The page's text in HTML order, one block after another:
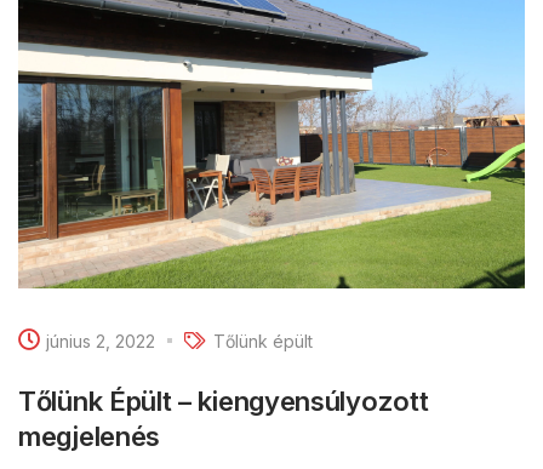
június 2, 2022 Tőlünk épült
Tőlünk Épült – kiengyensúlyozott
megjelenés